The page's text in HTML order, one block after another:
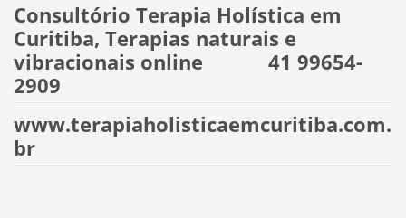
Consultório Terapia Holística em
Curitiba, Terapias naturais e
vibracionais online 41 99654-
2909
www.terapiaholisticaemcuritiba.com.
br